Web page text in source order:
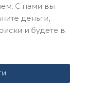
С нами вы
деньги,
и будете в